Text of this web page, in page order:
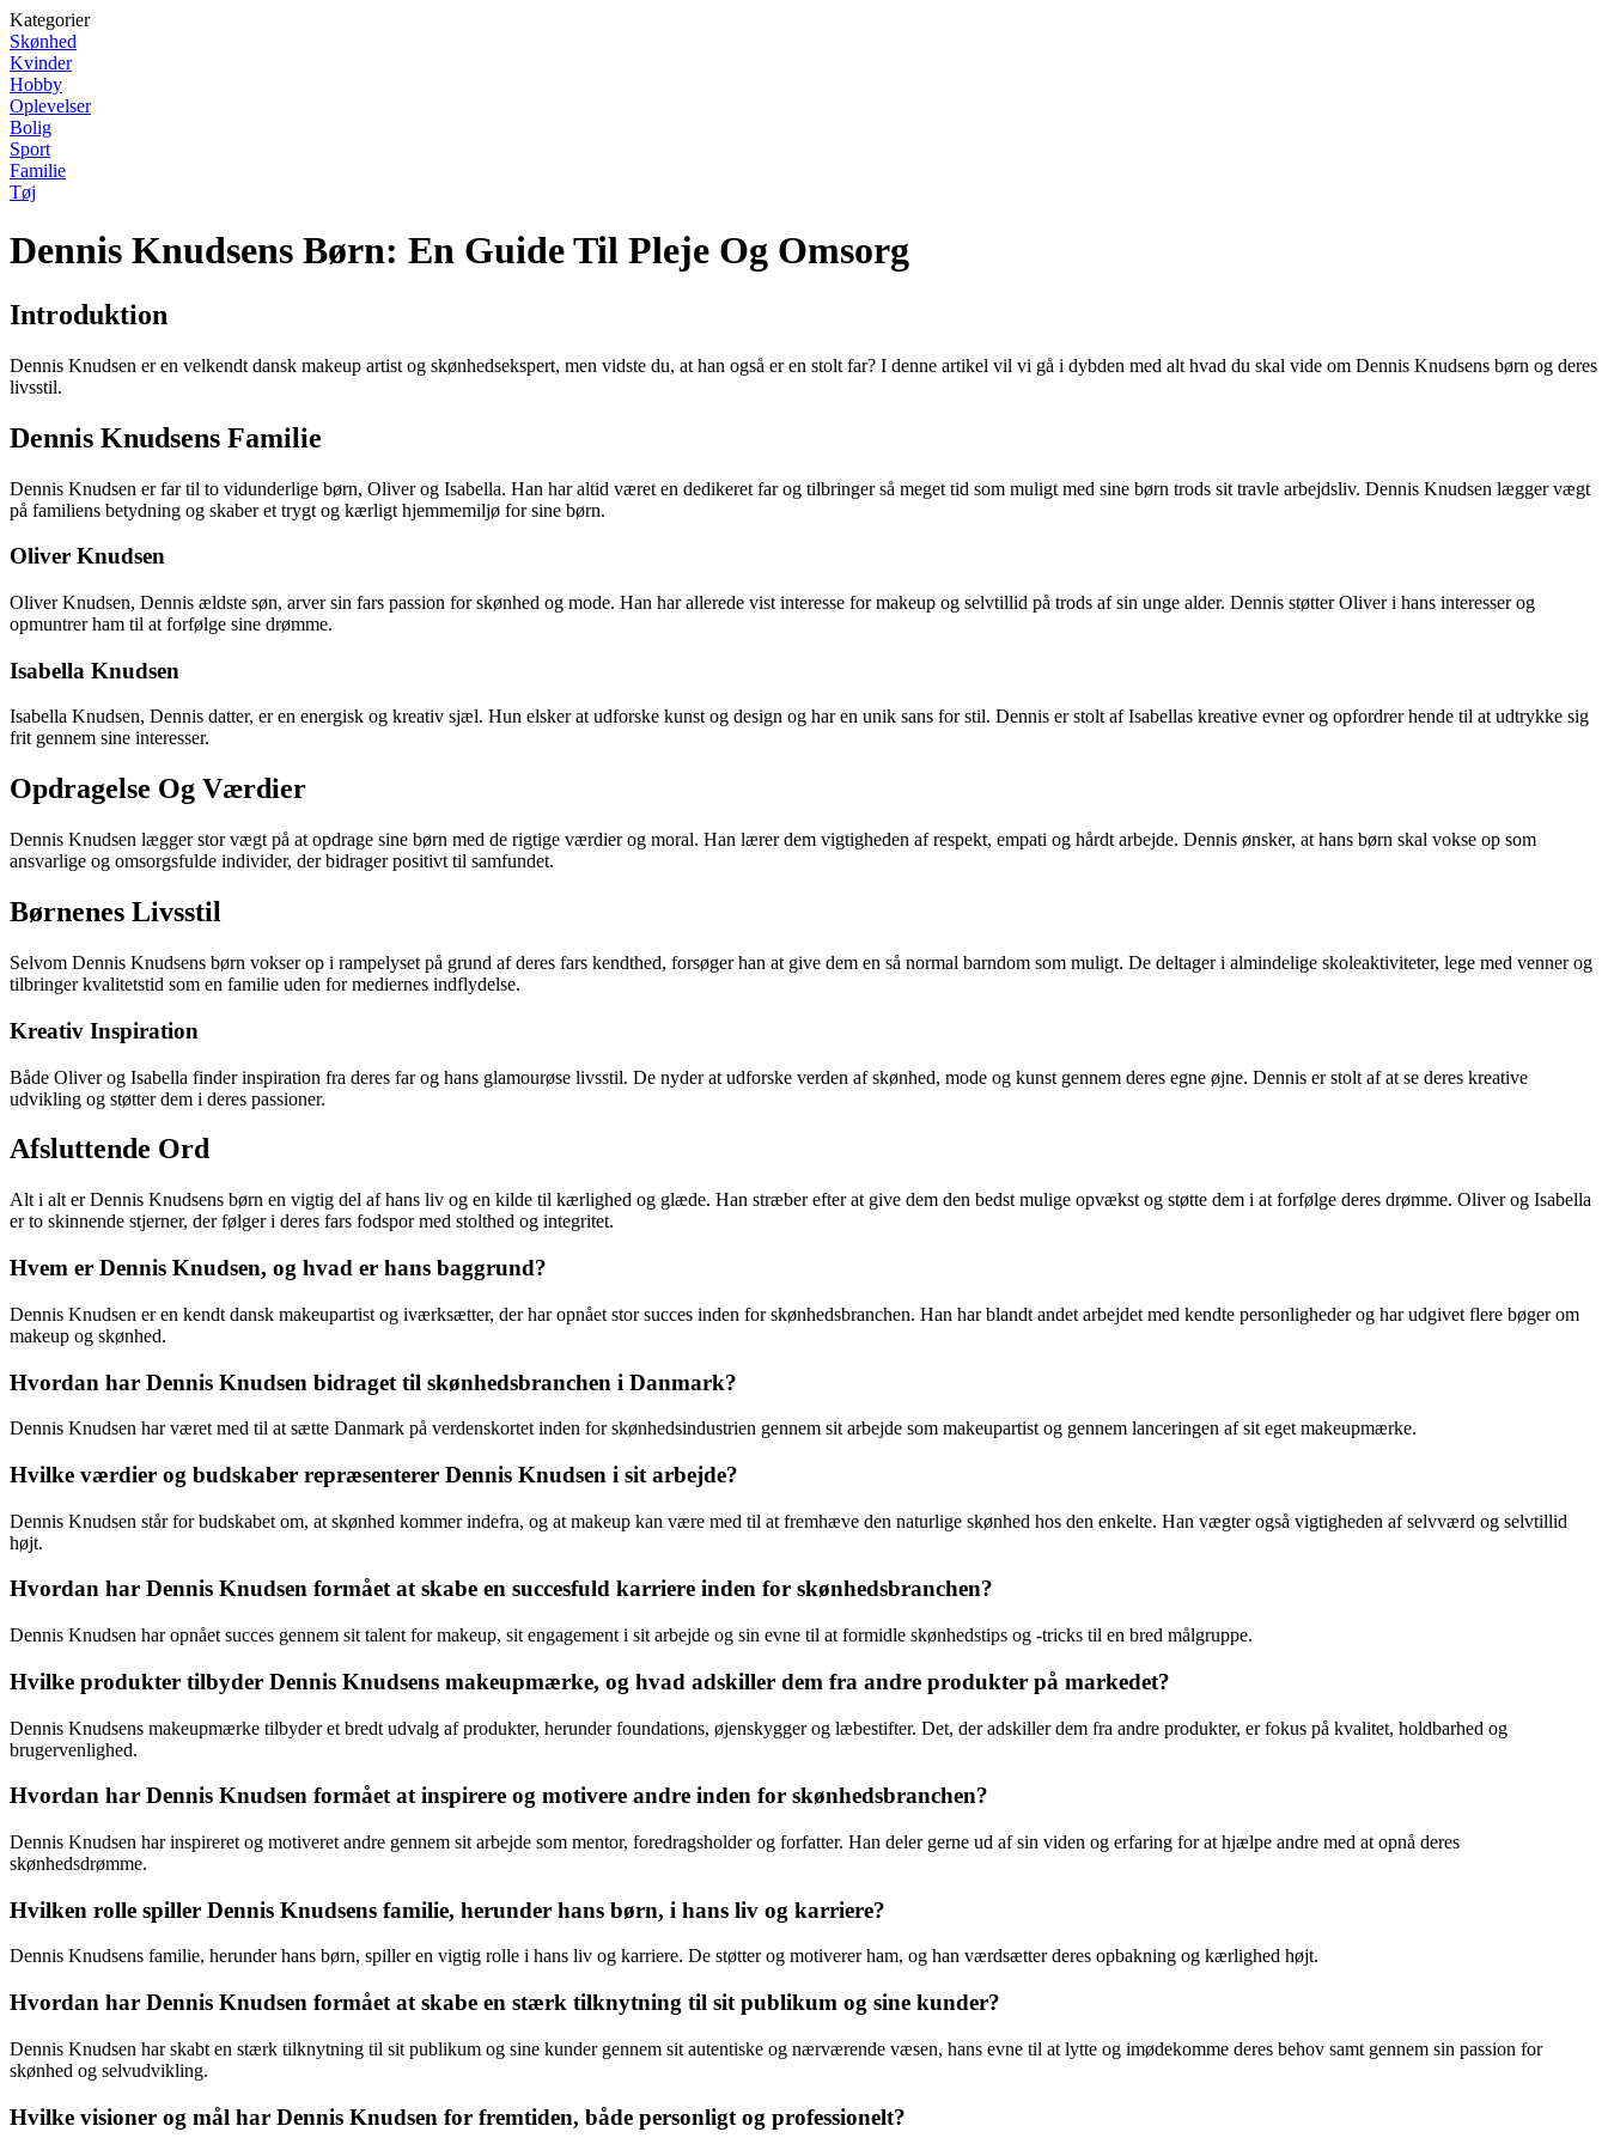
Kategorier
Skønhed
Kvinder
Hobby
Oplevelser
Bolig
Sport
Familie
Tøj
Dennis Knudsens Børn: En Guide Til Pleje Og Omsorg
Introduktion
Dennis Knudsen er en velkendt dansk makeup artist og skønhedsekspert, men vidste du, at han også er en stolt far? I denne artikel vil vi gå i dybden med alt hvad du skal vide om Dennis Knudsens børn og deres
livsstil.
Dennis Knudsens Familie
Dennis Knudsen er far til to vidunderlige børn, Oliver og Isabella. Han har altid været en dedikeret far og tilbringer så meget tid som muligt med sine børn trods sit travle arbejdsliv. Dennis Knudsen lægger vægt
på familiens betydning og skaber et trygt og kærligt hjemmemiljø for sine børn.
Oliver Knudsen
Oliver Knudsen, Dennis ældste søn, arver sin fars passion for skønhed og mode. Han har allerede vist interesse for makeup og selvtillid på trods af sin unge alder. Dennis støtter Oliver i hans interesser og
opmuntrer ham til at forfølge sine drømme.
Isabella Knudsen
Isabella Knudsen, Dennis datter, er en energisk og kreativ sjæl. Hun elsker at udforske kunst og design og har en unik sans for stil. Dennis er stolt af Isabellas kreative evner og opfordrer hende til at udtrykke sig
frit gennem sine interesser.
Opdragelse Og Værdier
Dennis Knudsen lægger stor vægt på at opdrage sine børn med de rigtige værdier og moral. Han lærer dem vigtigheden af respekt, empati og hårdt arbejde. Dennis ønsker, at hans børn skal vokse op som
ansvarlige og omsorgsfulde individer, der bidrager positivt til samfundet.
Børnenes Livsstil
Selvom Dennis Knudsens børn vokser op i rampelyset på grund af deres fars kendthed, forsøger han at give dem en så normal barndom som muligt. De deltager i almindelige skoleaktiviteter, lege med venner og
tilbringer kvalitetstid som en familie uden for mediernes indflydelse.
Kreativ Inspiration
Både Oliver og Isabella finder inspiration fra deres far og hans glamourøse livsstil. De nyder at udforske verden af skønhed, mode og kunst gennem deres egne øjne. Dennis er stolt af at se deres kreative
udvikling og støtter dem i deres passioner.
Afsluttende Ord
Alt i alt er Dennis Knudsens børn en vigtig del af hans liv og en kilde til kærlighed og glæde. Han stræber efter at give dem den bedst mulige opvækst og støtte dem i at forfølge deres drømme. Oliver og Isabella
er to skinnende stjerner, der følger i deres fars fodspor med stolthed og integritet.
Hvem er Dennis Knudsen, og hvad er hans baggrund?
Dennis Knudsen er en kendt dansk makeupartist og iværksætter, der har opnået stor succes inden for skønhedsbranchen. Han har blandt andet arbejdet med kendte personligheder og har udgivet flere bøger om
makeup og skønhed.
Hvordan har Dennis Knudsen bidraget til skønhedsbranchen i Danmark?
Dennis Knudsen har været med til at sætte Danmark på verdenskortet inden for skønhedsindustrien gennem sit arbejde som makeupartist og gennem lanceringen af sit eget makeupmærke.
Hvilke værdier og budskaber repræsenterer Dennis Knudsen i sit arbejde?
Dennis Knudsen står for budskabet om, at skønhed kommer indefra, og at makeup kan være med til at fremhæve den naturlige skønhed hos den enkelte. Han vægter også vigtigheden af selvværd og selvtillid
højt.
Hvordan har Dennis Knudsen formået at skabe en succesfuld karriere inden for skønhedsbranchen?
Dennis Knudsen har opnået succes gennem sit talent for makeup, sit engagement i sit arbejde og sin evne til at formidle skønhedstips og -tricks til en bred målgruppe.
Hvilke produkter tilbyder Dennis Knudsens makeupmærke, og hvad adskiller dem fra andre produkter på markedet?
Dennis Knudsens makeupmærke tilbyder et bredt udvalg af produkter, herunder foundations, øjenskygger og læbestifter. Det, der adskiller dem fra andre produkter, er fokus på kvalitet, holdbarhed og
brugervenlighed.
Hvordan har Dennis Knudsen formået at inspirere og motivere andre inden for skønhedsbranchen?
Dennis Knudsen har inspireret og motiveret andre gennem sit arbejde som mentor, foredragsholder og forfatter. Han deler gerne ud af sin viden og erfaring for at hjælpe andre med at opnå deres
skønhedsdrømme.
Hvilken rolle spiller Dennis Knudsens familie, herunder hans børn, i hans liv og karriere?
Dennis Knudsens familie, herunder hans børn, spiller en vigtig rolle i hans liv og karriere. De støtter og motiverer ham, og han værdsætter deres opbakning og kærlighed højt.
Hvordan har Dennis Knudsen formået at skabe en stærk tilknytning til sit publikum og sine kunder?
Dennis Knudsen har skabt en stærk tilknytning til sit publikum og sine kunder gennem sit autentiske og nærværende væsen, hans evne til at lytte og imødekomme deres behov samt gennem sin passion for
skønhed og selvudvikling.
Hvilke visioner og mål har Dennis Knudsen for fremtiden, både personligt og professionelt?